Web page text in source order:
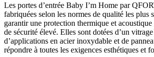
Les portes d’entrée Baby I’m Home par
fabriquées selon les normes de qualité les plus
garantir une protection thermique et
de sécurité élevé. Elles sont dotées d’un
d’applications en acier inoxydable et de
répondre à toutes les exigences esthétiques et